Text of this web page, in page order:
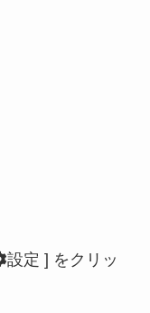
設定 ] をクリッ